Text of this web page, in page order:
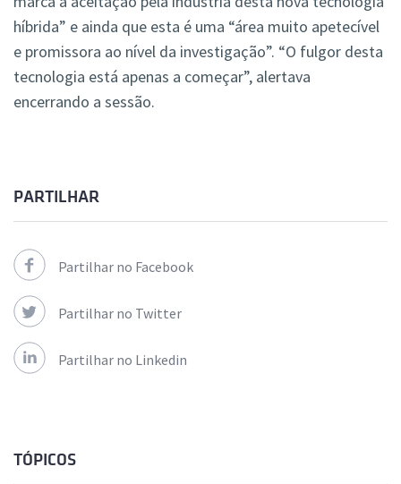
híbrida” e ainda que esta é uma “área muito apetecível
e promissora ao nível da investigação”. “O fulgor desta
tecnologia está apenas a começar”, alertava
encerrando a sessão.
PARTILHAR
Partilhar no Facebook
Partilhar no Twitter
Partilhar no Linkedin
TÓPICOS